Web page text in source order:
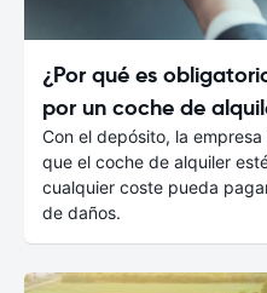
¿Por qué es
por un coche de
Con el depósito, la
que el coche de alquiler
cualquier coste pueda
de daños.